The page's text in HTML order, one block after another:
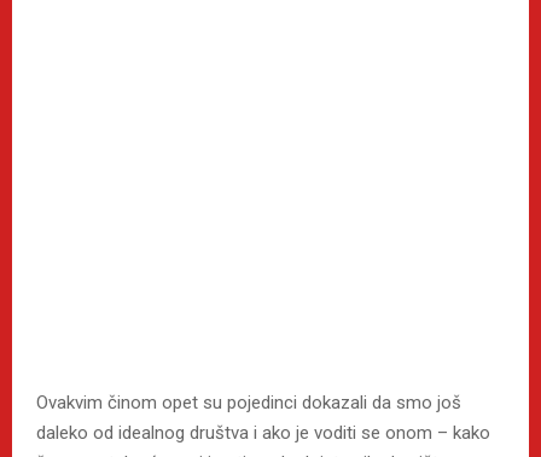
Ovakvim činom opet su pojedinci dokazali da smo još
daleko od idealnog društva i ako je voditi se onom – kako